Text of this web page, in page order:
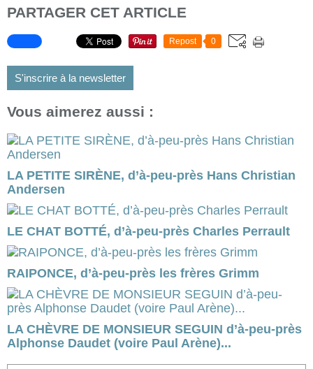
PARTAGER CET ARTICLE
Repost 0
S'inscrire à la newsletter
Vous aimerez aussi :
LA PETITE SIRÈNE, d’à-peu-près Hans Christian
Andersen
LE CHAT BOTTÉ, d’à-peu-près Charles Perrault
RAIPONCE, d’à-peu-près les frères Grimm
LA CHÈVRE DE MONSIEUR SEGUIN d’à-peu-près
Alphonse Daudet (voire Paul Arène)...